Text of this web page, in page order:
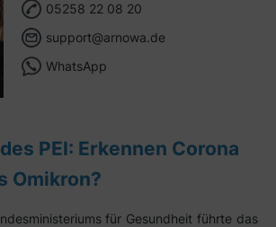
05258 22 08 20
support@arnowa.de
WhatsApp
PEI: Erkennen Corona
Omikron?
für Gesundheit führte das